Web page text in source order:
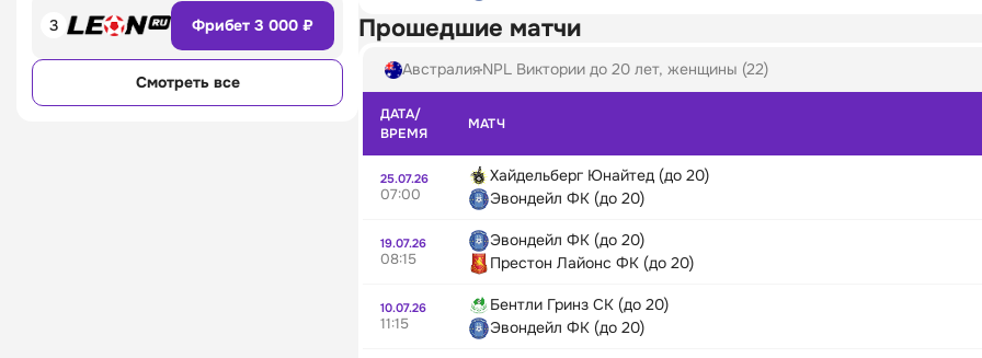
3 Фрибет 3 000 ₽
Смотреть все
Прошедшие матчи
АвстралияNPL Виктории до 20 лет, женщины (22)
ДАТА/
ВРЕМЯ
МАТЧ
25.07.26
07:00
Хайдельберг Юнайтед (до 20)
Эвондейл ФК (до 20)
19.07.26
08:15
Эвондейл ФК (до 20)
Престон Лайонс ФК (до 20)
10.07.26
11:15
Бентли Гринз СК (до 20)
Эвондейл ФК (до 20)